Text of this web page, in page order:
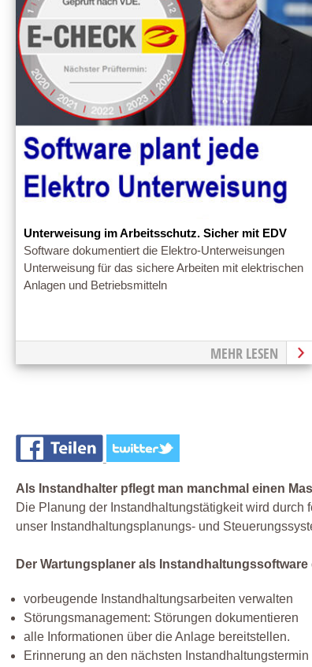
Unterweisung im Arbeitsschutz. Sicher mit EDV
Software dokumentiert die Elektro-Unterweisungen
Unterweisung für das sichere Arbeiten mit elektrischen
Anlagen und Betriebsmitteln
MEHR LESEN
Als Instandhalter pflegt man manchmal einen
Die Planung der Instandhaltungstätigkeit wird
unser Instandhaltungsplanungs- und
Der Wartungsplaner als
vorbeugende Instandhaltungsarbeiten verwalten
Störungsmanagement: Störungen dokumentieren
alle Informationen über die Anlage bereitstellen.
Erinnerung an den nächsten Instandhaltungstermin